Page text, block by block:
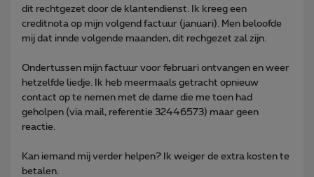
dit rechtgezet door de klantendienst. Ik kreeg een
creditnota op mijn volgend factuur (januari). Men beloofde
mij dat innde volgende maanden, dit rechgezet zal zijn.
Ondertussen mijn factuur voor februari ontvangen en weer
hetzelfde liedje. Ik heb meermaals getracht opnieuw
contact op te nemen met de dame die me toen had
geholpen (via mail, referentie 32446573) maar geen
reactie.
Kan iemand mij verder helpen? Ik weiger de extra kosten te
betalen.